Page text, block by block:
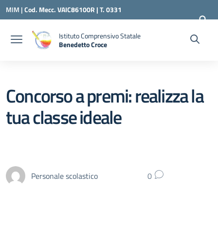
Vai ai contenuti
Vai al menu di navigazione
Vai al footer
MIM |Cod. Mecc. VAIC86100R | T. 0331
240260 | VAIC86100R@ISTRUZIONE.IT
Istituto Comprensivo Statale
Benedetto Croce
Concorso a premi: realizza la
tua classe ideale
Personale scolastico 0